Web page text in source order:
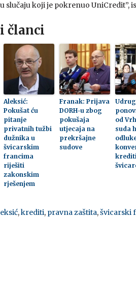
slučaju koji je pokrenuo UniCredit”,
članci
Aleksić:
Pokušat ću
pitanje
privatnih tužbi
dužnika u
švicarskim
francima
riješiti
zakonskim
rješenjem
Franak: Prijava
DORH-u zbog
pokušaja
utjecaja na
prekršajne
sudove
od
suda
,krediti, pravna zaštita,švicarski